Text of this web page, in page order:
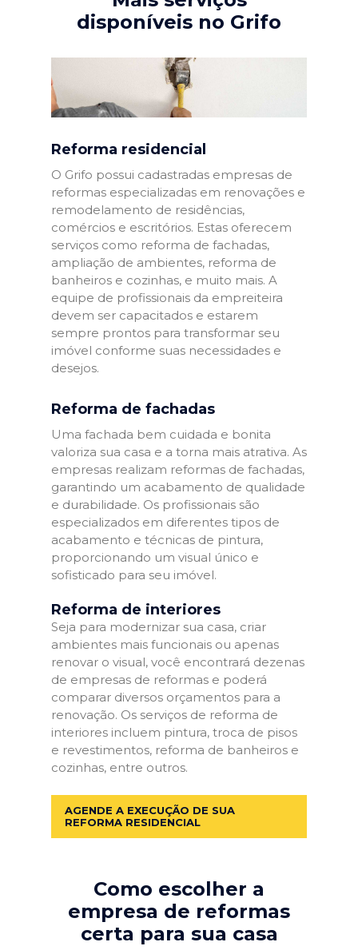
disponíveis no Grifo
Reforma residencial
O Grifo possui cadastradas empresas de
reformas especializadas em renovações e
remodelamento de residências,
comércios e escritórios. Estas oferecem
serviços como reforma de fachadas,
ampliação de ambientes, reforma de
banheiros e cozinhas, e muito mais. A
equipe de profissionais da empreiteira
devem ser capacitados e estarem
sempre prontos para transformar seu
imóvel conforme suas necessidades e
desejos.
Reforma de fachadas
Uma fachada bem cuidada e bonita
valoriza sua casa e a torna mais atrativa. As
empresas realizam reformas de fachadas,
garantindo um acabamento de qualidade
e durabilidade. Os profissionais são
especializados em diferentes tipos de
acabamento e técnicas de pintura,
proporcionando um visual único e
sofisticado para seu imóvel.
Reforma de interiores
Seja para modernizar sua casa, criar
ambientes mais funcionais ou apenas
renovar o visual, você encontrará dezenas
de empresas de reformas e poderá
comparar diversos orçamentos para a
renovação. Os serviços de reforma de
interiores incluem pintura, troca de pisos
e revestimentos, reforma de banheiros e
cozinhas, entre outros.
AGENDE A EXECUÇÃO DE SUA
REFORMA RESIDENCIAL
Como escolher a
empresa de reformas
certa para sua casa